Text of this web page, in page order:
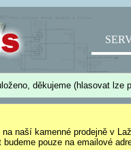
děkujeme (hlasovat lze
naší kamenné prodejně v
pouze na emailové